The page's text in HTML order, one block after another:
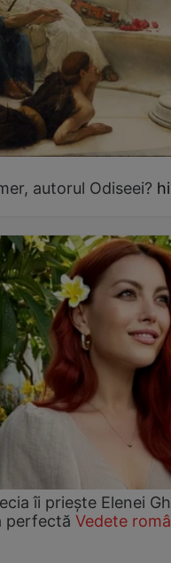
autorul Odiseei?
îi priește Elenei
perfectă Vedete